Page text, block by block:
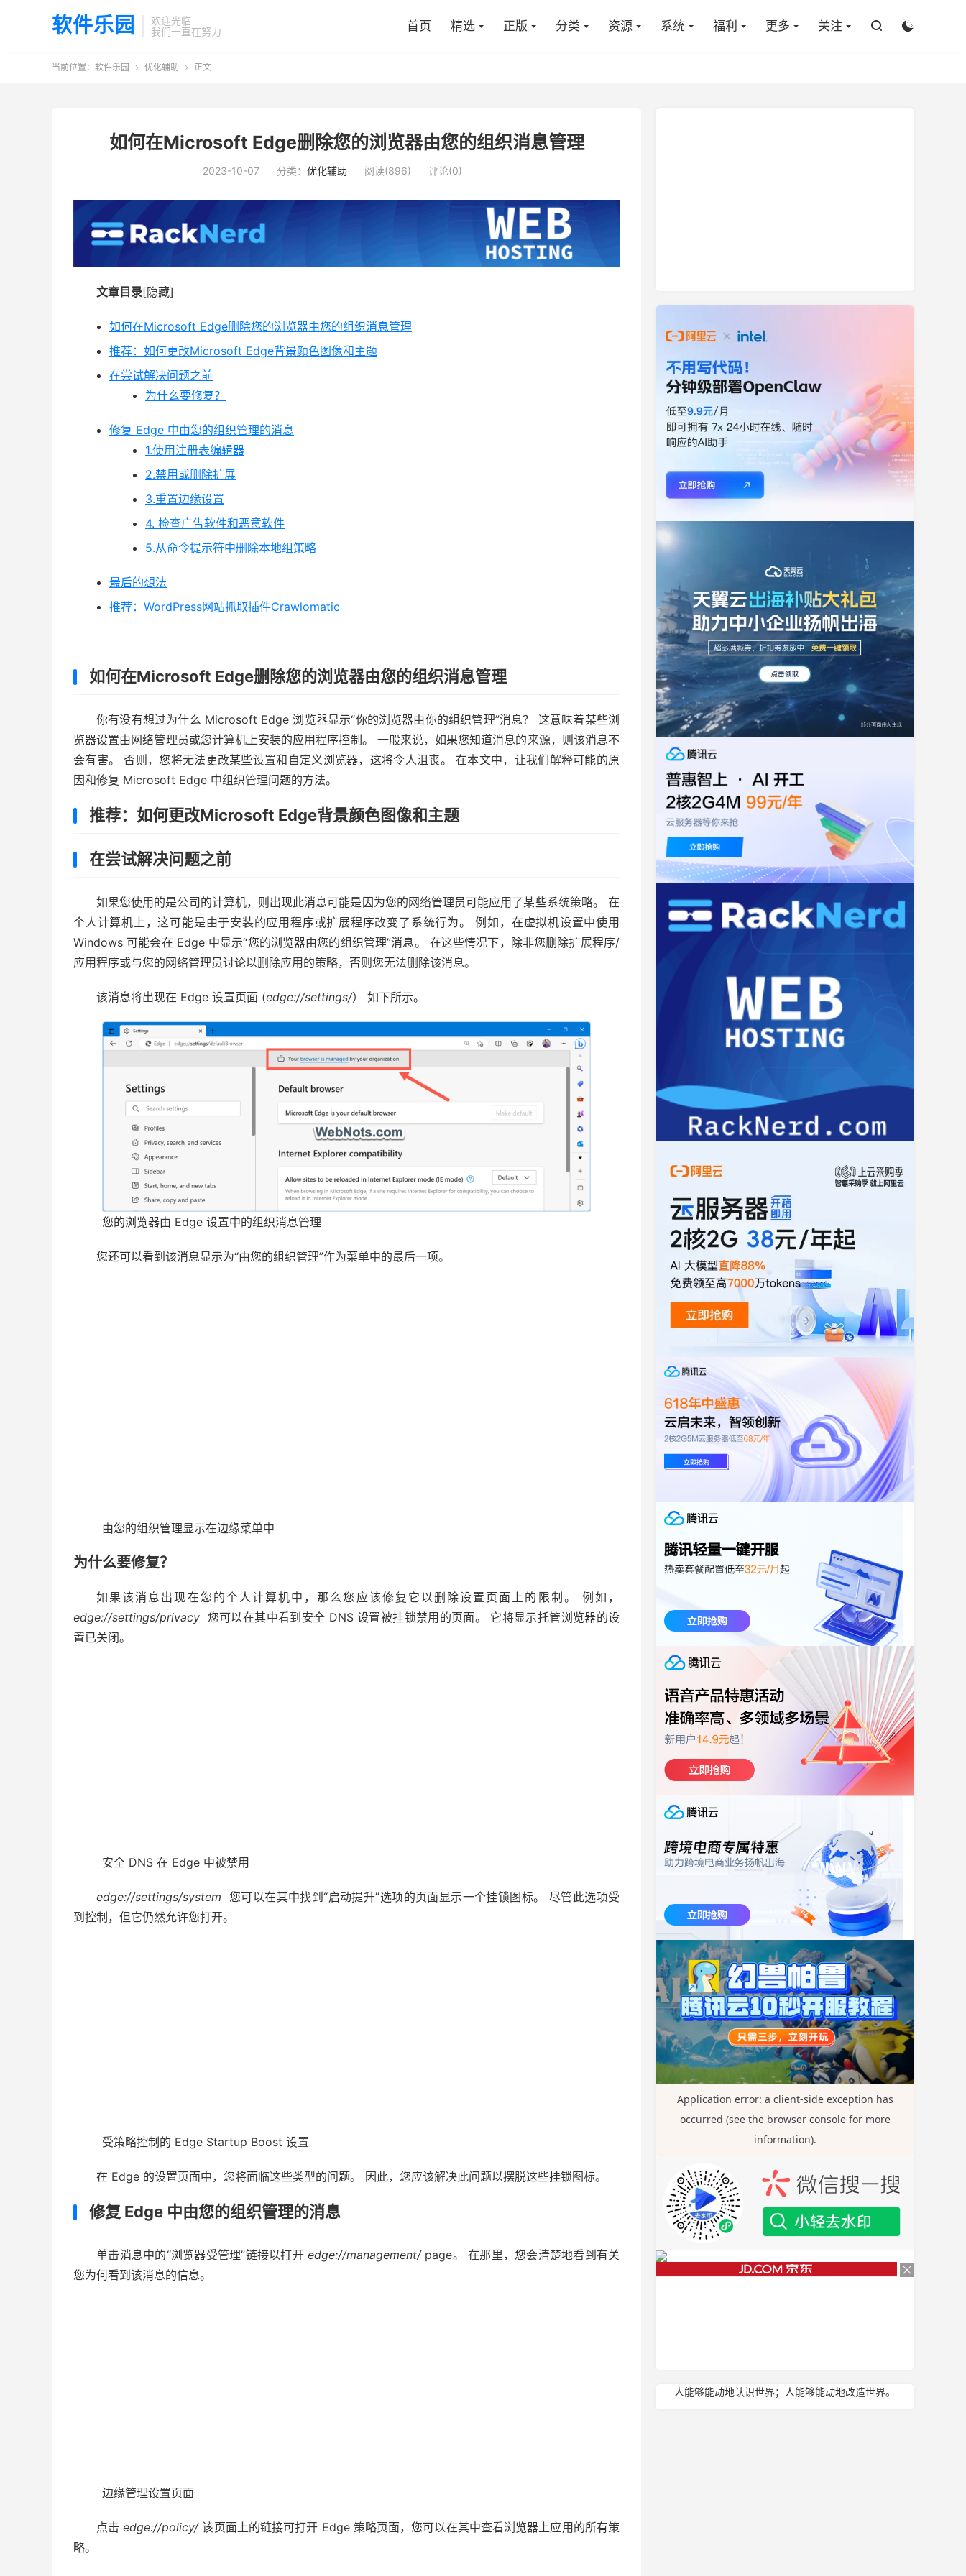
软件乐园
欢迎光临
我们一直在努力
首页 精选 正版 分类 资源 系统 福利 更多 关注  
当前位置： 软件乐园  优化辅助  正文
如何在Microsoft Edge删除您的浏览器由您的组织消息管理
2023-10-07 分类： 优化辅助 阅读(896) 评论(0)
文章目录[隐藏]
如何在Microsoft Edge删除您的浏览器由您的组织消息管理
推荐：如何更改Microsoft Edge背景颜色图像和主题
在尝试解决问题之前
为什么要修复？
修复 Edge 中由您的组织管理的消息
1.使用注册表编辑器
2.禁用或删除扩展
3.重置边缘设置
4. 检查广告软件和恶意软件
5.从命令提示符中删除本地组策略
最后的想法
推荐：WordPress网站抓取插件Crawlomatic
如何在Microsoft Edge删除您的浏览器由您的组织消息管理
你有没有想过为什么 Microsoft Edge 浏览器显示“你的浏览器由你的组织管理”消息？ 这意味着某些浏
览器设置由网络管理员或您计算机上安装的应用程序控制。 一般来说，如果您知道消息的来源，则该消息不
会有害。 否则，您将无法更改某些设置和自定义浏览器，这将令人沮丧。 在本文中，让我们解释可能的原
因和修复 Microsoft Edge 中组织管理问题的方法。
推荐：如何更改Microsoft Edge背景颜色图像和主题
在尝试解决问题之前
如果您使用的是公司的计算机，则出现此消息可能是因为您的网络管理员可能应用了某些系统策略。 在
个人计算机上，这可能是由于安装的应用程序或扩展程序改变了系统行为。 例如，在虚拟机设置中使用
Windows 可能会在 Edge 中显示“您的浏览器由您的组织管理”消息。 在这些情况下，除非您删除扩展程序/
应用程序或与您的网络管理员讨论以删除应用的策略，否则您无法删除该消息。
该消息将出现在 Edge 设置页面 (edge://settings/） 如下所示。
您的浏览器由 Edge 设置中的组织消息管理
您还可以看到该消息显示为“由您的组织管理”作为菜单中的最后一项。
由您的组织管理显示在边缘菜单中
为什么要修复？
如果该消息出现在您的个人计算机中，那么您应该修复它以删除设置页面上的限制。 例如，
edge://settings/privacy 您可以在其中看到安全 DNS 设置被挂锁禁用的页面。 它将显示托管浏览器的设
置已关闭。
安全 DNS 在 Edge 中被禁用
edge://settings/system 您可以在其中找到“启动提升”选项的页面显示一个挂锁图标。 尽管此选项受
到控制，但它仍然允许您打开。
受策略控制的 Edge Startup Boost 设置
在 Edge 的设置页面中，您将面临这些类型的问题。 因此，您应该解决此问题以摆脱这些挂锁图标。
修复 Edge 中由您的组织管理的消息
单击消息中的“浏览器受管理”链接以打开 edge://management/page。 在那里，您会清楚地看到有关
您为何看到该消息的信息。
边缘管理设置页面
点击edge://policy/该页面上的链接可打开 Edge 策略页面，您可以在其中查看浏览器上应用的所有策
略。
人能够能动地认识世界；人能够能动地改造世界。